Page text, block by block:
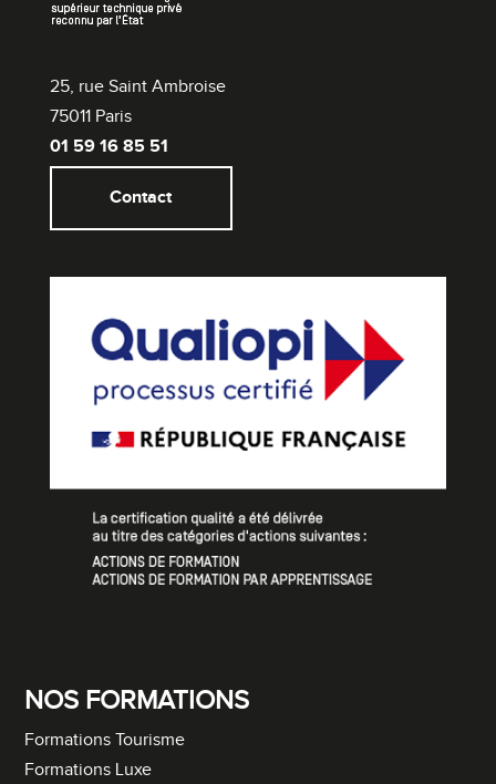
25, rue Saint Ambroise
75011 Paris
01 59 16 85 51
Contact
NOS FORMATIONS
Formations Tourisme
Formations Luxe